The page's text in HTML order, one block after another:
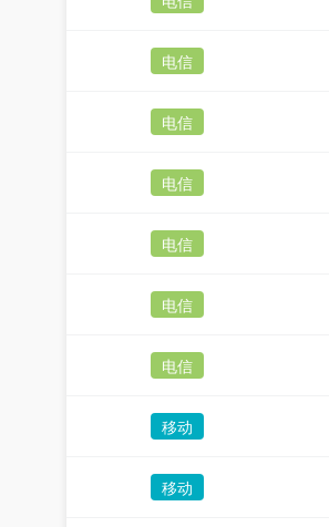
电信
电信
电信
电信
电信
电信
移动
移动